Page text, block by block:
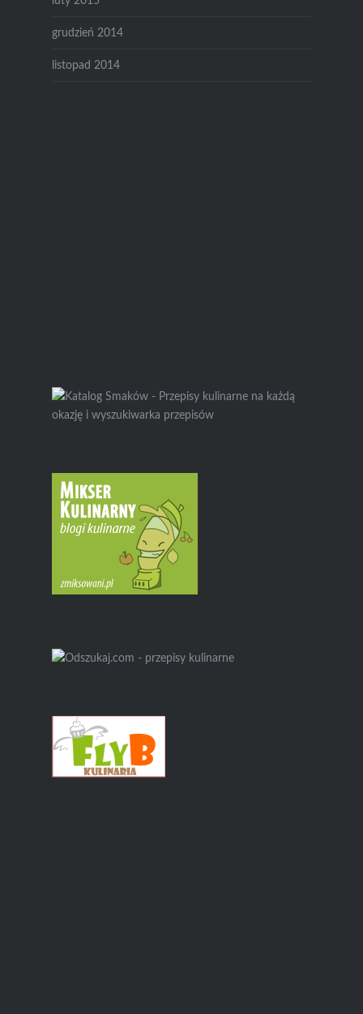
grudzień 2014
listopad 2014